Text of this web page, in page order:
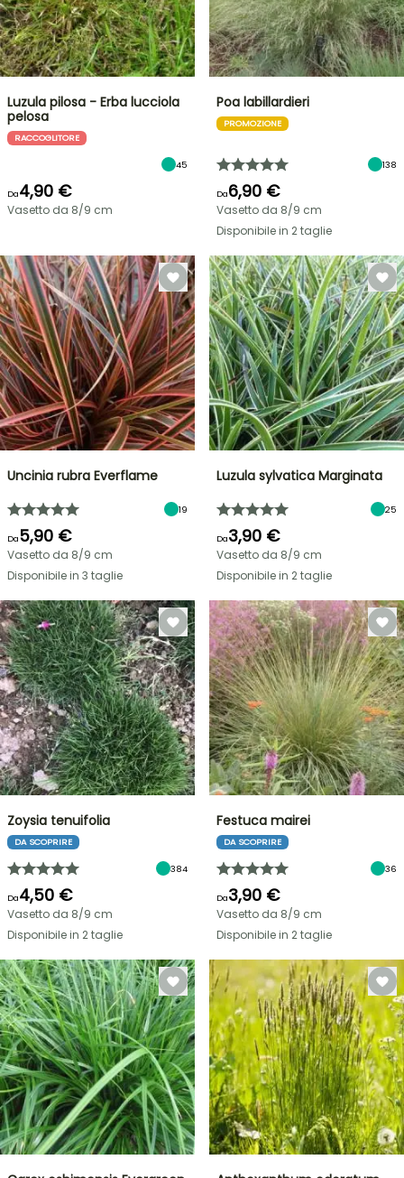
Luzula pilosa - Erba lucciola
pelosa
RACCOGLITORE
45
Da4,90 €
Vasetto da 8/9 cm
Poa labillardieri
PROMOZIONE
138
Da6,90 €
Vasetto da 8/9 cm
Disponibile in 2 taglie
Uncinia rubra Everflame
19
Da5,90 €
Vasetto da 8/9 cm
Disponibile in 3 taglie
Luzula sylvatica Marginata
25
Da3,90 €
Vasetto da 8/9 cm
Disponibile in 2 taglie
Zoysia tenuifolia
DA SCOPRIRE
384
Da4,50 €
Vasetto da 8/9 cm
Disponibile in 2 taglie
Festuca mairei
DA SCOPRIRE
36
Da3,90 €
Vasetto da 8/9 cm
Disponibile in 2 taglie